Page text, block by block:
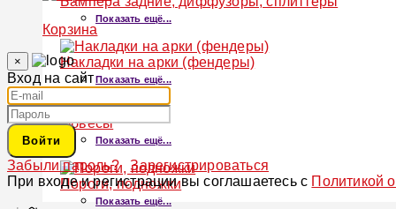
Показать ещё...
Накладки на арки (фендеры)
Показать ещё...
Обвесы
Показать ещё...
Пороги, подножки
Показать ещё...
Корзина
×
Вход на сайт
Войти
Забыли пароль?
Зарегистрироваться
При входе и регистрации вы соглашаетесь с Политикой